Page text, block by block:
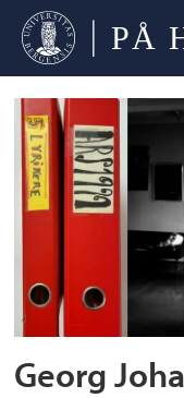
Tag:
filosofi
Georg